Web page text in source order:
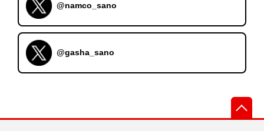
@namco_sano
@gasha_sano